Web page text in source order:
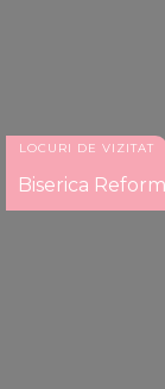
LOCURI DE VIZITAT
Biserica